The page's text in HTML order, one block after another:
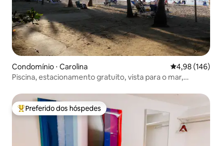
Condomínio ⋅ Carolina 4,98 de uma
4,98 (146)
Piscina, estacionamento gratuito, vista para o mar,
Entre os melhores preferidos dos hóspedes
Preferido dos hóspedes